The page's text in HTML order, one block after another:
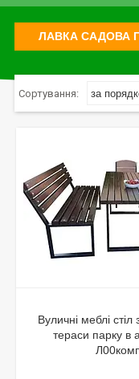
ЛАВКА САДОВА
Вуличні меблі
тераси парку в